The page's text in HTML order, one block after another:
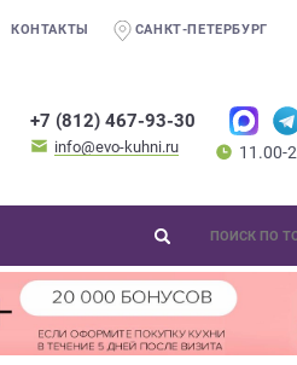
КОНТАКТЫ САНКТ-ПЕТЕРБУРГ
+7 (812) 467-93-30
info@evo-kuhni.ru 11.00-